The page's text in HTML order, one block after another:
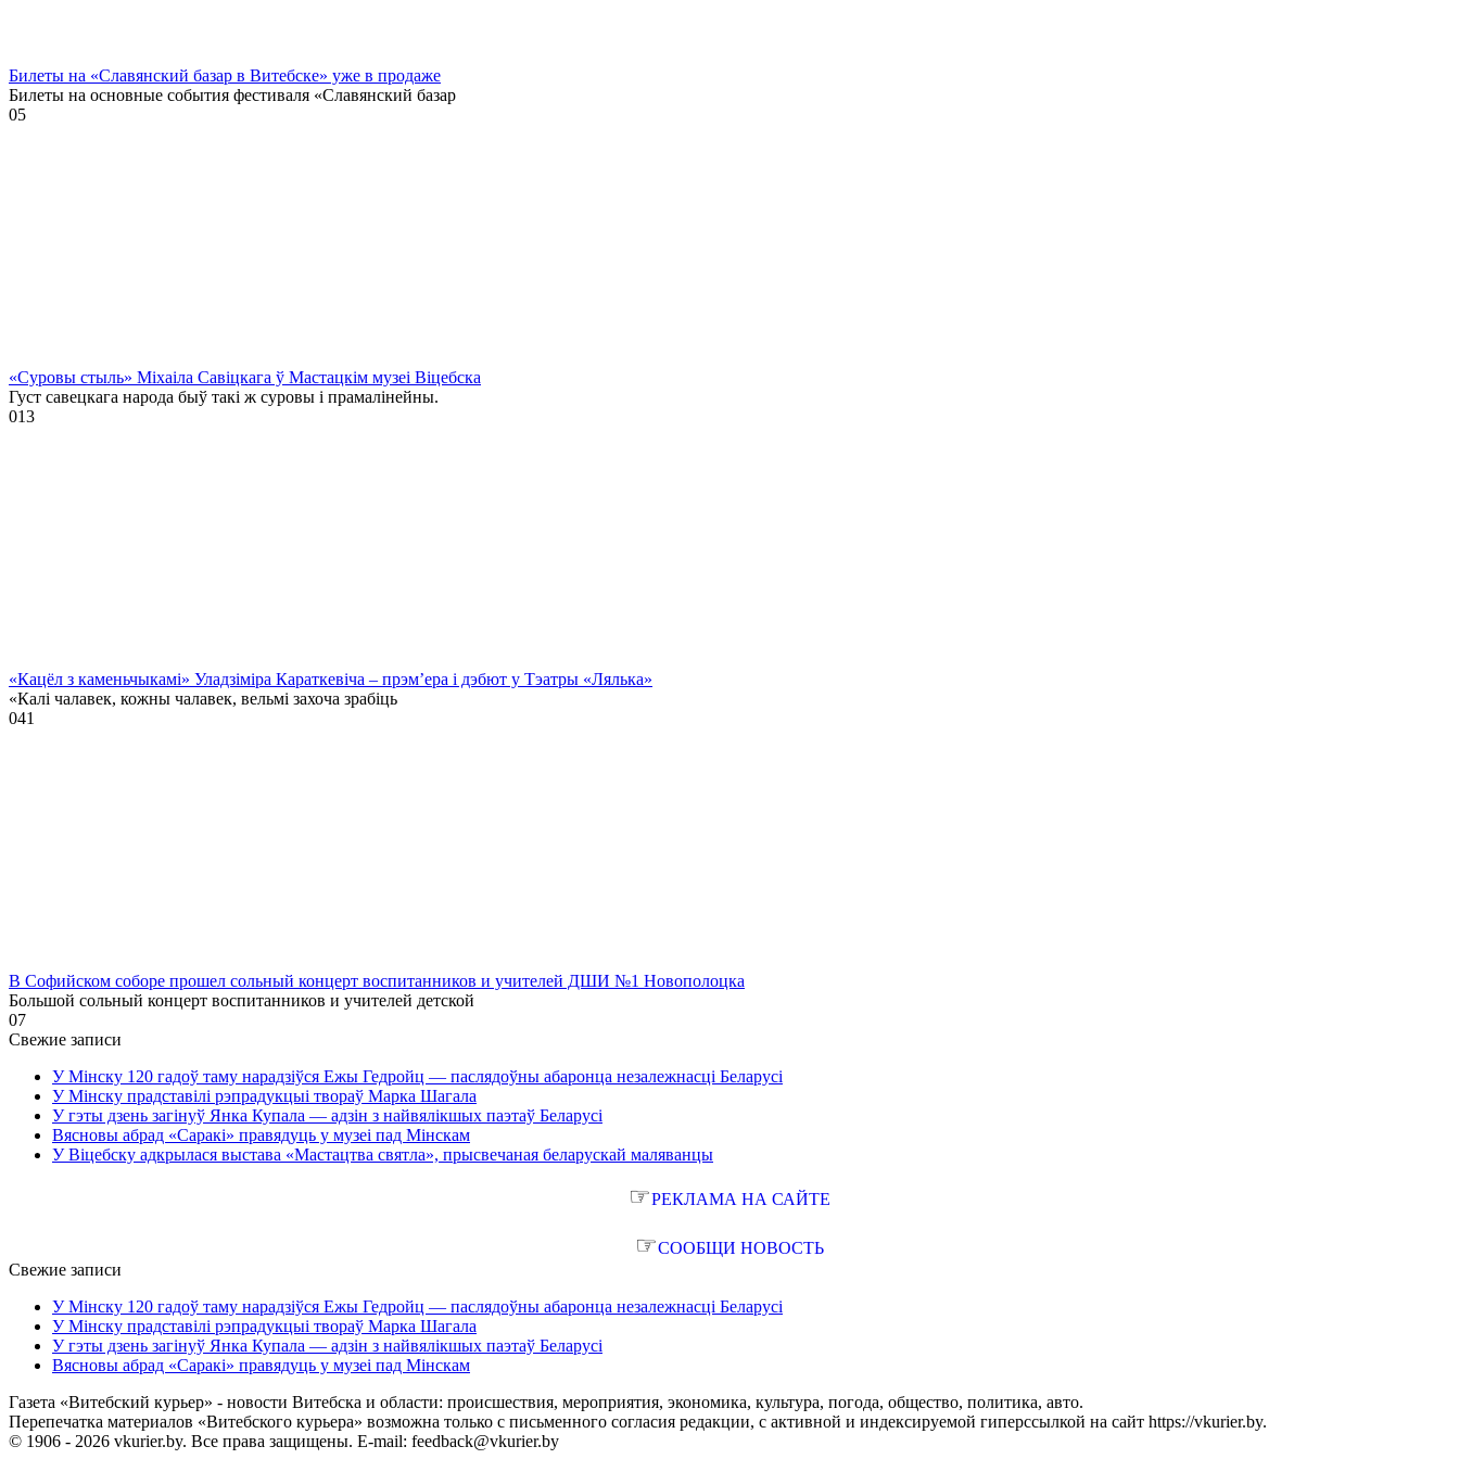
Билеты на «Славянский базар в Витебске» уже в продаже
Билеты на основные события фестиваля «Славянский базар
05
«Суровы стыль» Міхаіла Савіцкага ў Мастацкім музеі Віцебска
Густ савецкага народа быў такі ж суровы і прамалінейны.
013
«Кацёл з каменьчыкамі» Уладзіміра Караткевіча – прэм’ера і дэбют у Тэатры «Лялька»
«Калі чалавек, кожны чалавек, вельмі захоча зрабіць
041
В Софийском соборе прошел сольный концерт воспитанников и учителей ДШИ №1 Новополоцка
Большой сольный концерт воспитанников и учителей детской
07
Свежие записи
У Мінску 120 гадоў таму нарадзіўся Ежы Гедройц — паслядоўны абаронца незалежнасці Беларусі
У Мінску прадставілі рэпрадукцыі твораў Марка Шагала
У гэты дзень загінуў Янка Купала — адзін з найвялікшых паэтаў Беларусі
Вясновы абрад «Саракі» правядуць у музеі пад Мінскам
У Віцебску адкрылася выстава «Мастацтва святла», прысвечаная беларускай маляванцы
☞РЕКЛАМА НА САЙТЕ
☞СООБЩИ НОВОСТЬ
Свежие записи
У Мінску 120 гадоў таму нарадзіўся Ежы Гедройц — паслядоўны абаронца незалежнасці Беларусі
У Мінску прадставілі рэпрадукцыі твораў Марка Шагала
У гэты дзень загінуў Янка Купала — адзін з найвялікшых паэтаў Беларусі
Вясновы абрад «Саракі» правядуць у музеі пад Мінскам
Газета «Витебский курьер» - новости Витебска и области: происшествия, мероприятия, экономика, культура, погода, общество, политика, авто.
Перепечатка материалов «Витебского курьера» возможна только с письменного согласия редакции, с активной и индексируемой гиперссылкой на сайт https://vkurier.by.
© 1906 - 2026 vkurier.by. Все права защищены. E-mail: feedback@vkurier.by